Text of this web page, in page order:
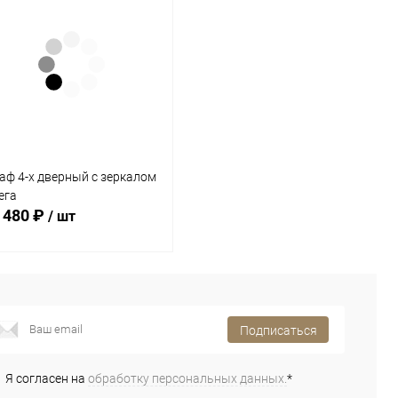
4-х дверный с зеркалом
480 ₽ / шт
Купить в 1
В избранное В наличии
Подписаться
Я согласен на обработку персональных данных. *